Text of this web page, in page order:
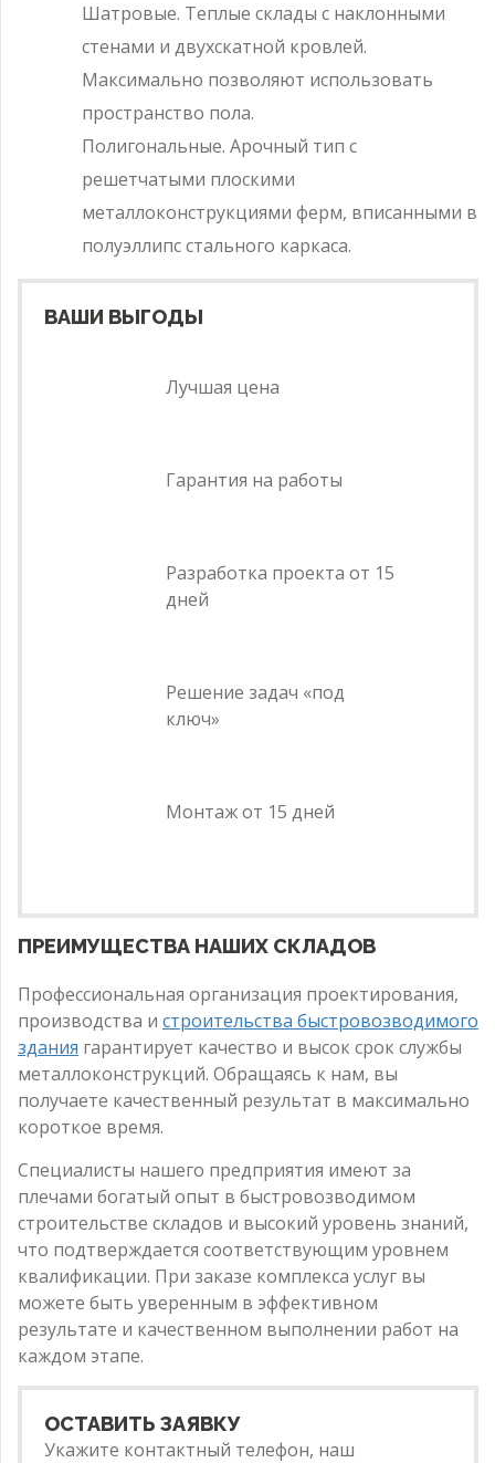
Шатровые. Теплые склады с наклонными
стенами и двухскатной кровлей.
Максимально позволяют использовать
пространство пола.
Полигональные. Арочный тип с
решетчатыми плоскими
металлоконструкциями ферм, вписанными в
полуэллипс стального каркаса.
ВАШИ ВЫГОДЫ
Лучшая цена
Гарантия на работы
Разработка проекта от 15
дней
Решение задач «под
ключ»
Монтаж от 15 дней
ПРЕИМУЩЕСТВА НАШИХ СКЛАДОВ
Профессиональная организация проектирования,
производства и строительства быстровозводимого
здания гарантирует качество и высок срок службы
металлоконструкций. Обращаясь к нам, вы
получаете качественный результат в максимально
короткое время.
Специалисты нашего предприятия имеют за
плечами богатый опыт в быстровозводимом
строительстве складов и высокий уровень знаний,
что подтверждается соответствующим уровнем
квалификации. При заказе комплекса услуг вы
можете быть уверенным в эффективном
результате и качественном выполнении работ на
каждом этапе.
ОСТАВИТЬ ЗАЯВКУ
Укажите контактный телефон, наш